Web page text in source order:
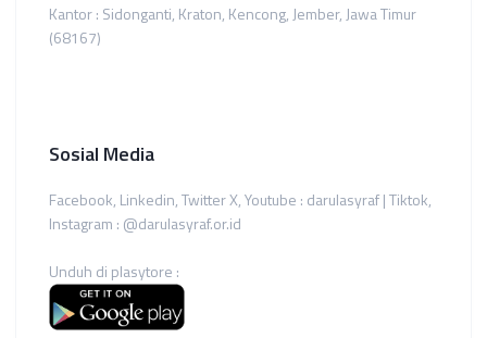
Kantor : Sidonganti, Kraton, Kencong, Jember, Jawa Timur
(68167)
Sosial Media
Facebook, Linkedin, Twitter X, Youtube : darulasyraf | Tiktok,
Instagram : @darulasyraf.or.id
Unduh di plasytore :